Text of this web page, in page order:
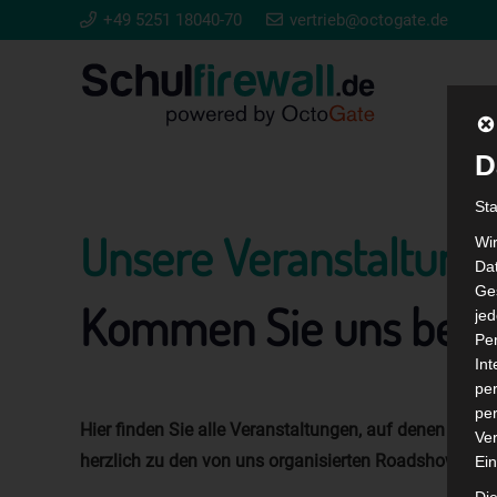
+49 5251 18040-70 vertrieb@octogate.de
Unsere
Kommen Sie uns
Hier finden Sie alle Veranstaltungen, auf denen wir
herzlich zu den von uns organisierten Roadshows